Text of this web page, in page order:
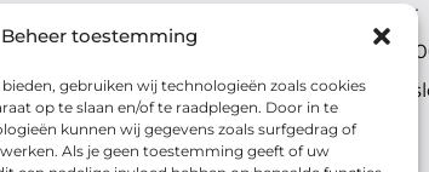
Beheer toestemming
gebruiken wij technologieën zoals cookies
op te slaan en/of te raadplegen. Door in te
kunnen wij gegevens zoals surfgedrag of
Als je geen toestemming geeft of uw
RS
uur
Zaterdag
Zondag